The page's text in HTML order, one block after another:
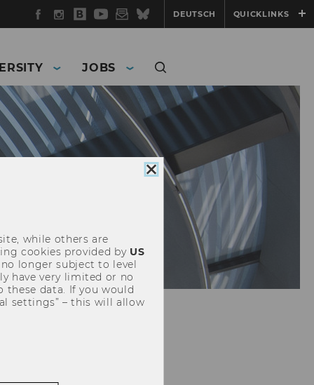
Facebook
Instagram
WU
Blog
YouTube
Newsletter
BlueskyDEUTSCH QUICKLINKS
JOBS
Accessability
Close
cookie
consent
while others are
cookies provided by US
longer subject to level
have very limited or no
these data. If you would
settings” – this will allow